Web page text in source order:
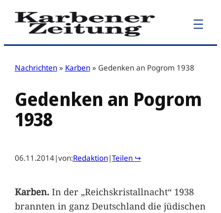
Zum
Inhalt
Nachrichten » Karben » Gedenken an Pogrom 1938
Gedenken an Pogrom
1938
06.11.2014|von:Redaktion|Teilen ↪
Karben.In der „Reichskristallnacht“ 1938
brannten in ganz Deutschland die jüdischen